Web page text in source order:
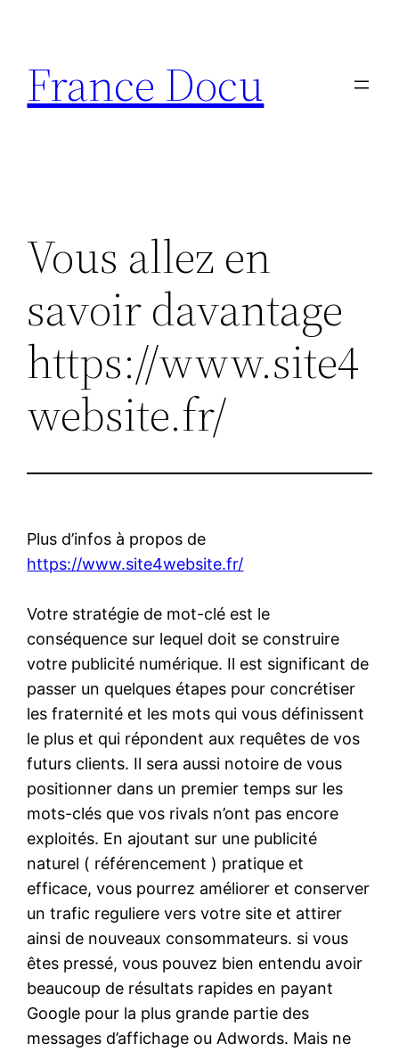
contenu
France Docu
Vous allez en
savoir davantage
https://www.site4
website.fr/
Plus d’infos à propos de
https://www.site4website.fr/
Votre stratégie de mot-clé est le
conséquence sur lequel doit se construire
votre publicité numérique. Il est significant de
passer un quelques étapes pour concrétiser
les fraternité et les mots qui vous définissent
le plus et qui répondent aux requêtes de vos
futurs clients. Il sera aussi notoire de vous
positionner dans un premier temps sur les
mots-clés que vos rivals n’ont pas encore
exploités. En ajoutant sur une publicité
naturel ( référencement ) pratique et
efficace, vous pourrez améliorer et conserver
un trafic reguliere vers votre site et attirer
ainsi de nouveaux consommateurs. si vous
êtes pressé, vous pouvez bien entendu avoir
beaucoup de résultats rapides en payant
Google pour la plus grande partie des
messages d’affichage ou Adwords. Mais ne